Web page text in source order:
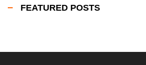
FEATURED POSTS